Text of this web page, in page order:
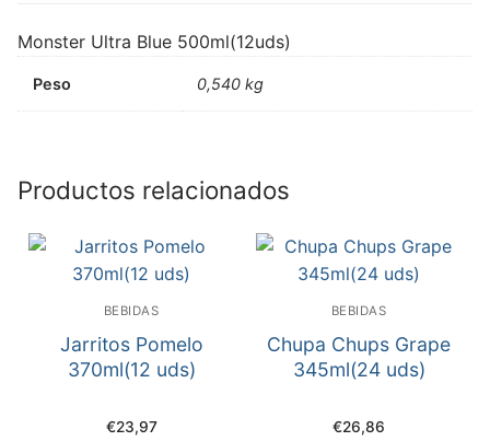
Monster Ultra Blue 500ml(12uds)
Peso 0,540 kg
Productos relacionados
BEBIDAS
Jarritos Pomelo
370ml(12 uds)
€23,97
BEBIDAS
Chupa Chups Grape
345ml(24 uds)
€26,86